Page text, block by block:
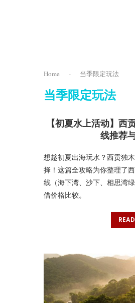
Home - 当季限定玩法
当季限定玩法
【初夏水上活动】西
线推荐
想趁初夏出海玩水？西贡独
择！这篇全攻略为你整理了
线（海下湾、沙下、相思湾
借价格比较。